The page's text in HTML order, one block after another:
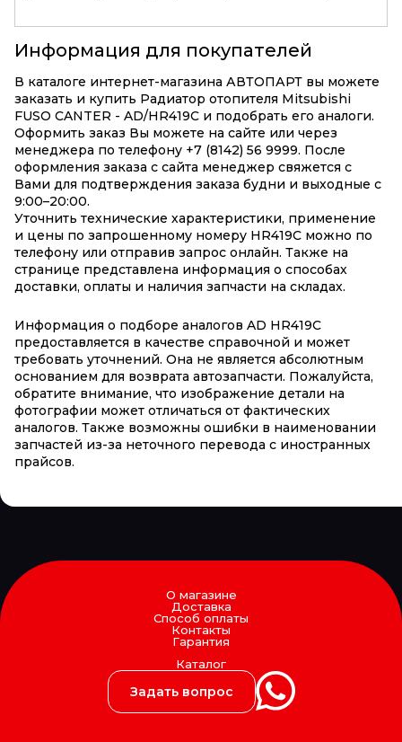
Информация для покупателей
В каталоге интернет-магазина АВТОПАРТ вы можете
заказать и купить Радиатор отопителя Mitsubishi
FUSO CANTER - AD/HR419C и подобрать его аналоги.
Оформить заказ Вы можете на сайте или через
менеджера по телефону +7 (8142) 56 9999. После
оформления заказа с сайта менеджер свяжется с
Вами для подтверждения заказа будни и выходные с
9:00–20:00.
Уточнить технические характеристики, применение
и цены по запрошенному номеру HR419C можно по
телефону или отправив запрос онлайн. Также на
странице представлена информация о способах
доставки, оплаты и наличия запчасти на складах.
Информация о подборе аналогов AD HR419C
предоставляется в качестве справочной и может
требовать уточнений. Она не является абсолютным
основанием для возврата автозапчасти. Пожалуйста,
обратите внимание, что изображение детали на
фотографии может отличаться от фактических
аналогов. Также возможны ошибки в наименовании
запчастей из-за неточного перевода с иностранных
прайсов.
О магазине
Доставка
Способ оплаты
Контакты
Гарантия
Каталог
Задать вопрос